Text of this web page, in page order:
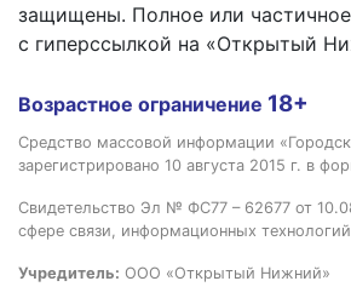
защищены. Полное или
с гиперссылкой на «Открытый
Возрастное ограничение 18+
Средство массовой информации
зарегистрировано 10 августа 2015 г. в
Свидетельство Эл № ФС77 – 62677 от
сфере связи, информационных
Учредитель: ООО «Открытый Нижний»